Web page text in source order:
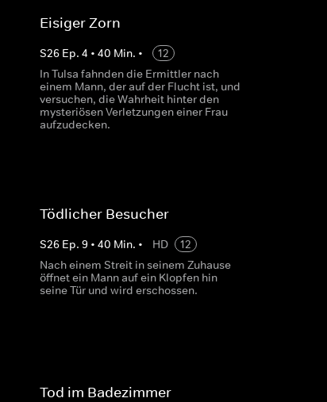
Eisiger Zorn
S26 Ep. 4 • 40 Min. •
12
In Tulsa fahnden die Ermittler nach
einem Mann, der auf der Flucht ist, und
versuchen, die Wahrheit hinter den
mysteriösen Verletzungen einer Frau
aufzudecken.
Tödlicher Besucher
S26 Ep. 9• 40 Min. • HD
12
Nach einem Streit in seinem Zuhause
öffnet ein Mann auf ein Klopfen hin
seine Tür und wird erschossen.
Tod im Badezimmer